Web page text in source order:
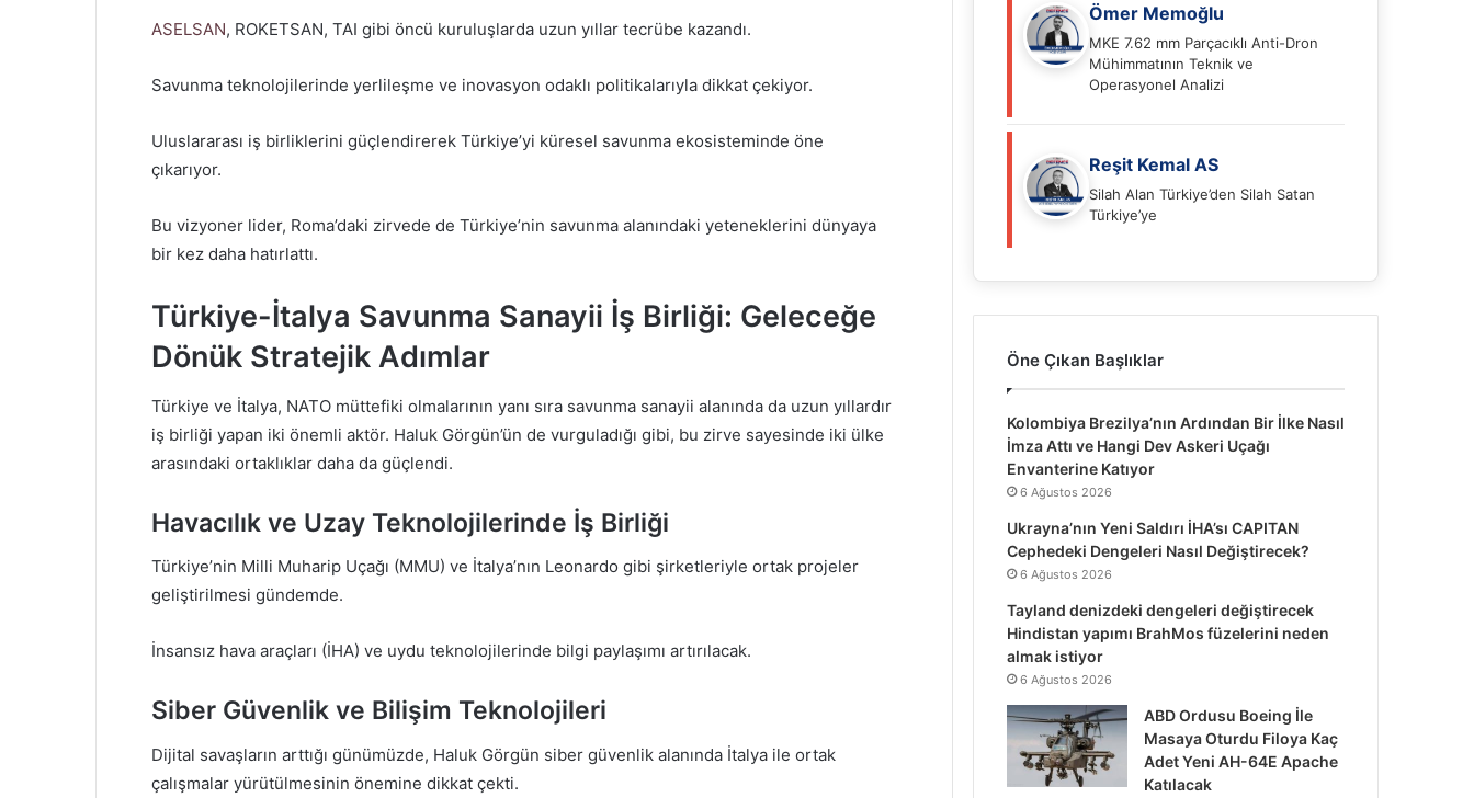
ASELSAN, ROKETSAN, TAI gibi öncü kuruluşlarda uzun yıllar tecrübe kazandı.
Savunma teknolojilerinde yerlileşme ve inovasyon odaklı politikalarıyla dikkat çekiyor.
Uluslararası iş birliklerini güçlendirerek Türkiye’yi küresel savunma ekosisteminde öne
çıkarıyor.
Bu vizyoner lider, Roma’daki zirvede de Türkiye’nin savunma alanındaki yeteneklerini dünyaya
bir kez daha hatırlattı.
Türkiye-İtalya Savunma Sanayii İş Birliği: Geleceğe
Dönük Stratejik Adımlar
Türkiye ve İtalya, NATO müttefiki olmalarının yanı sıra savunma sanayii alanında da uzun yıllardır
iş birliği yapan iki önemli aktör. Haluk Görgün’ün de vurguladığı gibi, bu zirve sayesinde iki ülke
arasındaki ortaklıklar daha da güçlendi.
Havacılık ve Uzay Teknolojilerinde İş Birliği
Türkiye’nin Milli Muharip Uçağı (MMU) ve İtalya’nın Leonardo gibi şirketleriyle ortak projeler
geliştirilmesi gündemde.
İnsansız hava araçları (İHA) ve uydu teknolojilerinde bilgi paylaşımı artırılacak.
Siber Güvenlik ve Bilişim Teknolojileri
Dijital savaşların arttığı günümüzde, Haluk Görgün siber güvenlik alanında İtalya ile ortak
çalışmalar yürütülmesinin önemine dikkat çekti.
Ömer Memoğlu
MKE 7.62 mm Parçacıklı Anti-Dron
Mühimmatının Teknik ve
Operasyonel Analizi
Reşit Kemal AS
Silah Alan Türkiye’den Silah Satan
Türkiye’ye
Öne Çıkan Başlıklar
Kolombiya Brezilya’nın Ardından Bir İlke Nasıl
İmza Attı ve Hangi Dev Askeri Uçağı
Envanterine Katıyor
6 Ağustos 2026
Ukrayna’nın Yeni Saldırı İHA’sı CAPITAN
Cephedeki Dengeleri Nasıl Değiştirecek?
6 Ağustos 2026
Tayland denizdeki dengeleri değiştirecek
Hindistan yapımı BrahMos füzelerini neden
almak istiyor
6 Ağustos 2026
ABD Ordusu Boeing İle
Masaya Oturdu Filoya Kaç
Adet Yeni AH-64E Apache
Katılacak